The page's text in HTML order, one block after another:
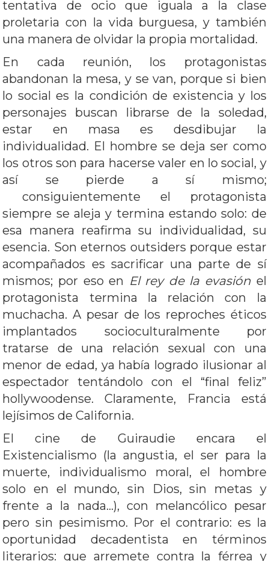
tentativa de ocio que iguala a la clase
proletaria con la vida burguesa, y también
una manera de olvidar la propia mortalidad.
En cada reunión, los protagonistas
abandonan la mesa, y se van, porque si bien
lo social es la condición de existencia y los
personajes buscan librarse de la soledad,
estar en masa es desdibujar la
individualidad. El hombre se deja ser como
los otros son para hacerse valer en lo social, y
así se pierde a sí mismo;
consiguientemente el protagonista
siempre se aleja y termina estando solo: de
esa manera reafirma su individualidad, su
esencia. Son eternos outsiders porque estar
acompañados es sacrificar una parte de sí
mismos; por eso en El rey de la evasiónel
protagonista termina la relación con la
muchacha. A pesar de los reproches éticos
implantados socioculturalmente por
tratarse de una relación sexual con una
menor de edad, ya había logrado ilusionar al
espectador tentándolo con el “final feliz”
hollywoodense. Claramente, Francia está
lejísimos de California.
El cine de Guiraudie encara el
Existencialismo (la angustia, el ser para la
muerte, individualismo moral, el hombre
solo en el mundo, sin Dios, sin metas y
frente a la nada…), con melancólico pesar
pero sin pesimismo. Por el contrario: es la
oportunidad decadentista en términos
literarios: que arremete contra la férrea y